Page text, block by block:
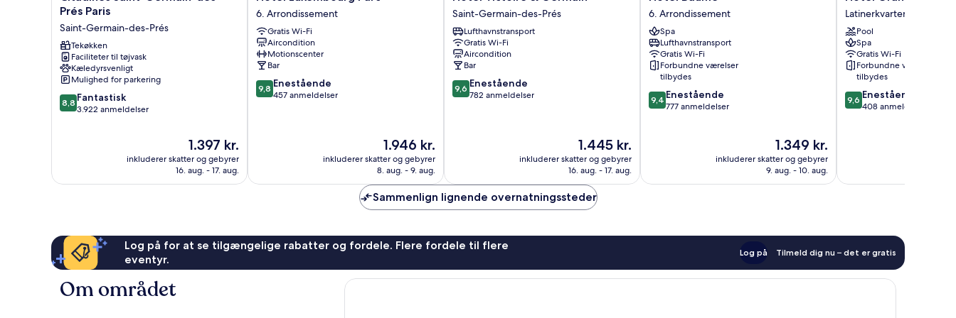
Saint-
des-
Prés
Paris
Saint-
Germain-
des-
Prés
Prés Paris
Saint-Germain-des-Prés
Tekøkken
Faciliteter til tøjvask
Kæledyrsvenligt
Mulighed for parkering
8.8
ud
8,8 Fantastisk
3.922 anmeldelser
Prisen
er
1.397 kr.
1.397 kr.
inkluderer skatter og gebyrer
16. aug. - 17. aug.
Luxembourg
Parc
6.
Arrondissement
6. Arrondissement
Gratis Wi-Fi
Aircondition
Motionscenter
Bar
9.8
ud
9,8 Enestående
457 anmeldelser
Prisen
er
1.946 kr.
1.946 kr.
inkluderer skatter og gebyrer
8. aug. - 9. aug.
Victoire
&
Germain
Saint-
Germain-
des-
Prés
Saint-Germain-des-Prés
Lufthavnstransport
Gratis Wi-Fi
Aircondition
Bar
9.6
ud
9,6 Enestående
782 anmeldelser
Prisen
er
1.445 kr.
1.445 kr.
inkluderer skatter og gebyrer
16. aug. - 17. aug.
Baume
6.
Arrondissement
6. Arrondissement
Spa
Lufthavnstransport
Gratis Wi-Fi
Forbundne værelser
tilbydes
9.4
ud
9,4 Enestående
777 anmeldelser
Prisen
er
1.349 kr.
1.349 kr.
inkluderer skatter og gebyrer
9. aug. - 10. aug.
Grand
Coeur
Latin
Latinerkvarteret
Latinerkvarteret
Pool
Spa
Gratis Wi-Fi
Forbundne værelser
tilbydes
9.6
ud
9,6 Enestående
408 anmeldelser
Sammenlign lignende overnatningssteder
Log på for at se tilgængelige rabatter og fordele. Flere fordele til flere
eventyr.
Log på Tilmeld dig nu – det er gratis
Om området